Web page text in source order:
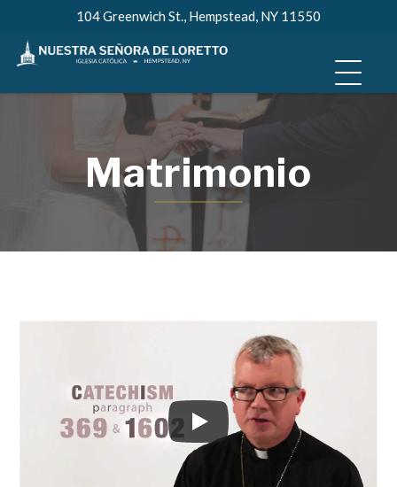
content
104 Greenwich St., Hempstead, NY 11550
Matrimonio